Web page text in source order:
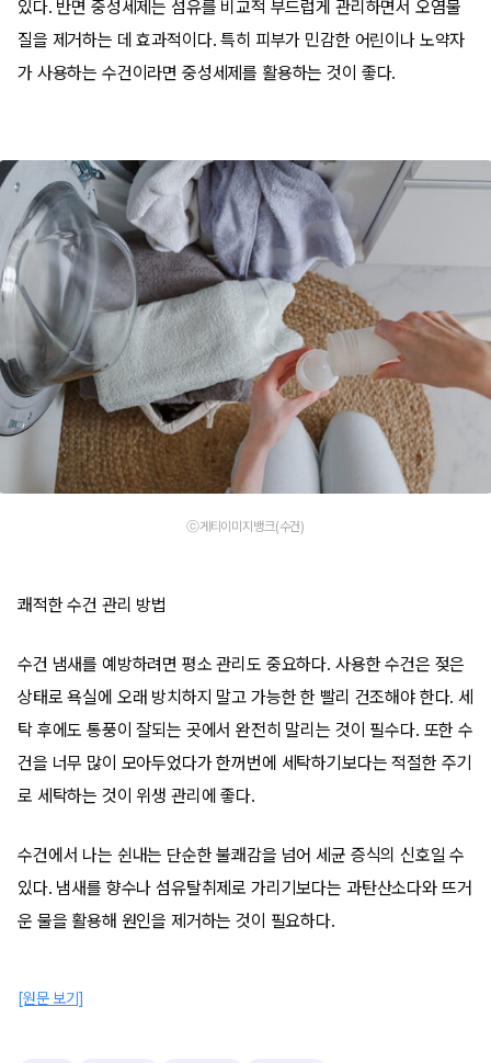
있다. 반면 중성세제는 섬유를 비교적 부드럽게 관리하면서 오염물
질을 제거하는 데 효과적이다. 특히 피부가 민감한 어린이나 노약자
가 사용하는 수건이라면 중성세제를 활용하는 것이 좋다.
ⓒ게티이미지뱅크(수건)
쾌적한 수건 관리 방법
수건 냄새를 예방하려면 평소 관리도 중요하다. 사용한 수건은 젖은
상태로 욕실에 오래 방치하지 말고 가능한 한 빨리 건조해야 한다. 세
탁 후에도 통풍이 잘되는 곳에서 완전히 말리는 것이 필수다. 또한 수
건을 너무 많이 모아두었다가 한꺼번에 세탁하기보다는 적절한 주기
로 세탁하는 것이 위생 관리에 좋다.
수건에서 나는 쉰내는 단순한 불쾌감을 넘어 세균 증식의 신호일 수
있다. 냄새를 향수나 섬유탈취제로 가리기보다는 과탄산소다와 뜨거
운 물을 활용해 원인을 제거하는 것이 필요하다.
[원문 보기]